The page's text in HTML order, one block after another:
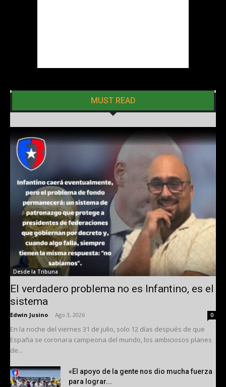
MUST READ
Desde la Tribuna
El verdadero problema no es Infantino, es el
sistema
Edwin Jusino Ago 3, 2026 0
En la noche del viernes 31 de julio, solo 12 días después de que
España se coronara campeona del mundo, los ambiciosos planes
de...
«El apoyo de la gente nos dio mucha fuerza
para lograr...